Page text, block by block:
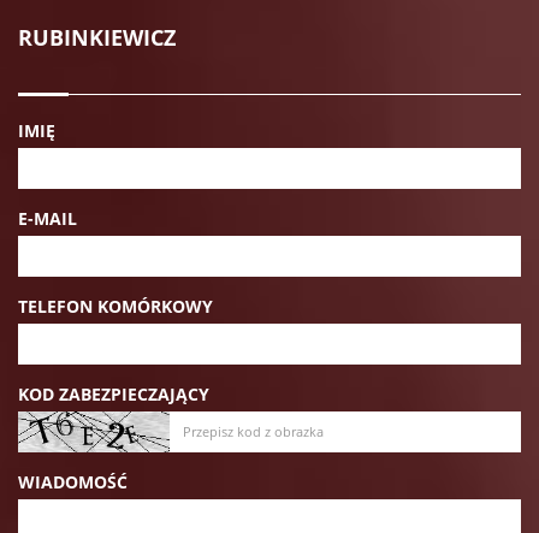
RUBINKIEWICZ
IMIĘ
E-MAIL
TELEFON KOMÓRKOWY
KOD ZABEZPIECZAJĄCY
WIADOMOŚĆ